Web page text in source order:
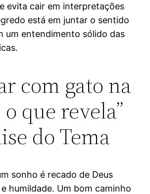
evita cair em interpretações
está em juntar o sentido
um entendimento sólido das
com gato na
que revela”
do Tema
sonho é recado de Deus
humildade. Um bom caminho